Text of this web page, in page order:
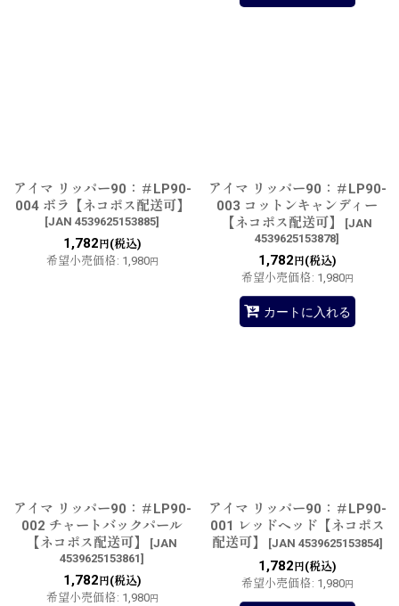
アイマ リッパー90：＃LP90-
004 ボラ【ネコポス配送可】
[JAN 4539625153885]
1,782 円(税込)
希望小売価格: 1,980円
アイマ リッパー90：＃LP90-
003 コットンキャンディー
【ネコポス配送可】
[JAN
4539625153878]
1,782 円(税込)
希望小売価格: 1,980円
カートに入れる
アイマ リッパー90：＃LP90-
002 チャートバックパール
【ネコポス配送可】
[JAN
4539625153861]
1,782 円(税込)
希望小売価格: 1,980円
アイマ リッパー90：＃LP90-
001 レッドヘッド【ネコポス
配送可】
[JAN 4539625153854]
1,782 円(税込)
希望小売価格: 1,980円